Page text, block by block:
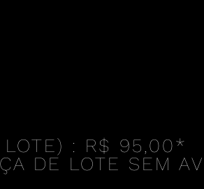
LOTE) : R$ 95,00*
DE LOTE SEM